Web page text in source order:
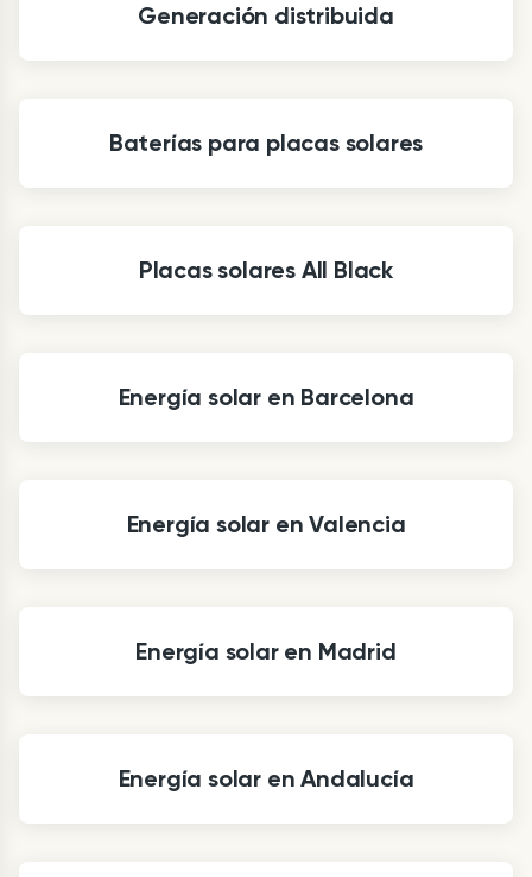
Generación distribuida
Baterías para placas solares
Placas solares All Black
Energía solar en Barcelona
Energía solar en Valencia
Energía solar en Madrid
Energía solar en Andalucía